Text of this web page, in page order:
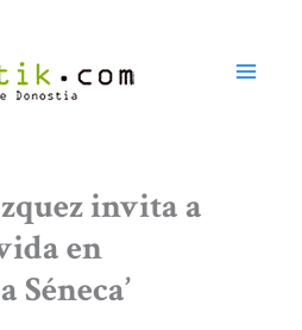
invita a
en
Séneca’